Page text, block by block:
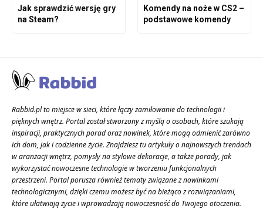
Jak sprawdzić wersję gry
na Steam?
Komendy na noże w CS2 –
podstawowe komendy
Rabbid.pl to miejsce w sieci, które łączy zamiłowanie do technologii i
pięknych wnętrz. Portal został stworzony z myślą o osobach, które szukają
inspiracji, praktycznych porad oraz nowinek, które mogą odmienić zarówno
ich dom, jak i codzienne życie. Znajdziesz tu artykuły o najnowszych trendach
w aranżacji wnętrz, pomysły na stylowe dekoracje, a także porady, jak
wykorzystać nowoczesne technologie w tworzeniu funkcjonalnych
przestrzeni. Portal porusza również tematy związane z nowinkami
technologicznymi, dzięki czemu możesz być na bieżąco z rozwiązaniami,
które ułatwiają życie i wprowadzają nowoczesność do Twojego otoczenia.